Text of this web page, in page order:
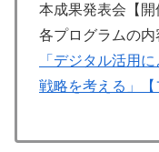
本成果発表会【開
各プログラムの
「デジタル活用
戦略を考える」【